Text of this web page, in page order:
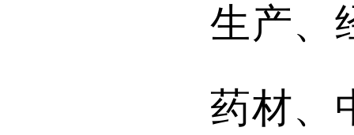
生产、
药材、